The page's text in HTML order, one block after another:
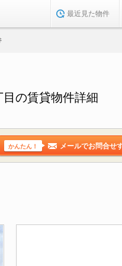
最近見た物件
の賃貸物件詳細
かんたん！ メールでお問合せ